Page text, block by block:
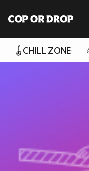
🪀CHILL ZONE